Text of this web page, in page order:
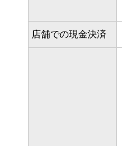
店舗での現金決済